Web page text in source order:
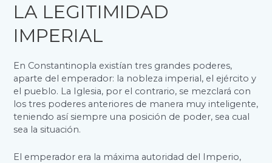
LA LEGITIMIDAD
IMPERIAL
En Constantinopla existían tres grandes poderes,
aparte del emperador: la nobleza imperial, el ejército y
el pueblo. La Iglesia, por el contrario, se mezclará con
los tres poderes anteriores de manera muy inteligente,
teniendo así siempre una posición de poder, sea cual
sea la situación.
El emperador era la máxima autoridad del Imperio,